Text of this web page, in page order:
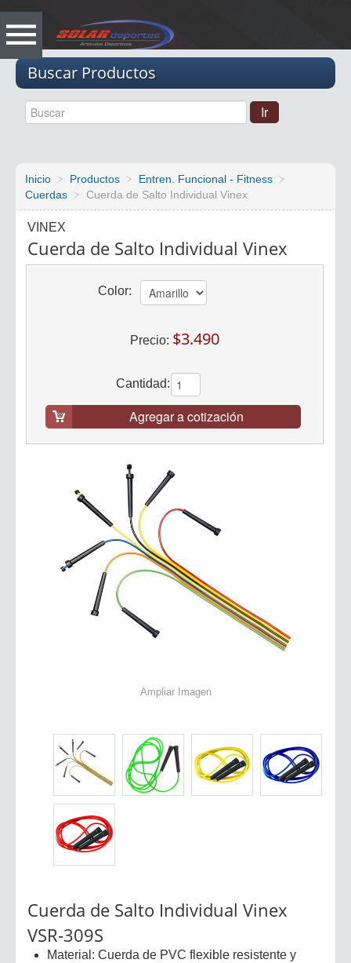
Buscar Productos
Inicio Productos
Entren. Funcional - Fitness
Cuerdas
Cuerda de Salto Individual Vinex
VINEX
Cuerda de Salto Individual Vinex
Color:
Precio: $3.490
Cantidad:
Agregar a cotización
Ampliar Imagen
Cuerda de Salto Individual Vinex
VSR-309S
Material: Cuerda de PVC flexible resistente y